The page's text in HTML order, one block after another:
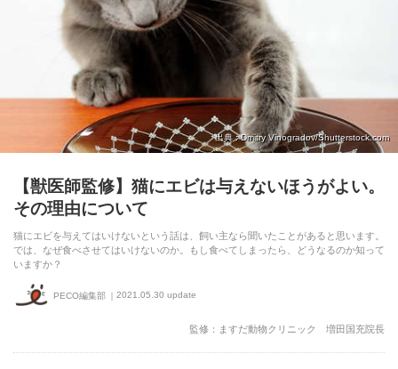
出典 : Dmitry Vinogradov/Shutterstock.com
【獣医師監修】猫にエビは与えないほうがよい。
その理由について
猫にエビを与えてはいけないという話は、飼い主なら聞いたことがあると思います。
では、なぜ食べさせてはいけないのか。もし食べてしまったら、どうなるのか知って
いますか？
PECO編集部 2021.05.30 update
監修：ますだ動物クリニック 増田国充院長